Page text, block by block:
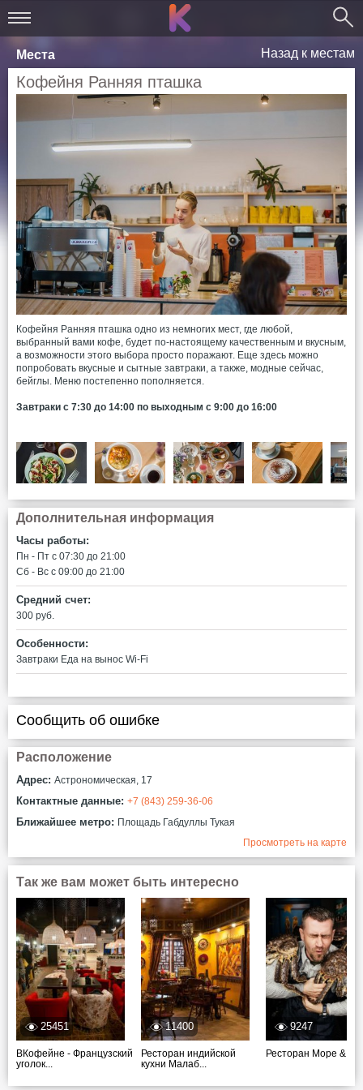
Места Назад к местам
Кофейня Ранняя пташка
Кофейня Ранняя пташка одно из немногих мест, где любой,
выбранный вами кофе, будет по-настоящему качественным и вкусным,
а возможности этого выбора просто поражают. Еще здесь можно
попробовать вкусные и сытные завтраки, а также, модные сейчас,
бейглы. Меню постепенно пополняется.
Завтраки с 7:30 до 14:00 по выходным с 9:00 до 16:00
Дополнительная информация
Часы работы:
Пн - Пт c 07:30 до 21:00
Сб - Вс c 09:00 до 21:00
Средний счет:
300 руб.
Особенности:
Завтраки Еда на вынос Wi-Fi
Сообщить об ошибке
Расположение
Адрес: ​Астрономическая, 17
Контактные данные: +7 (843) 259-36-06
Ближайшее метро: Площадь Габдуллы Тукая
Просмотреть на карте
Так же вам может быть интересно
25451
ВКофейне - Французский
уголок...
11400
Ресторан индийской
кухни Малаб...
9247
Ресторан Море &